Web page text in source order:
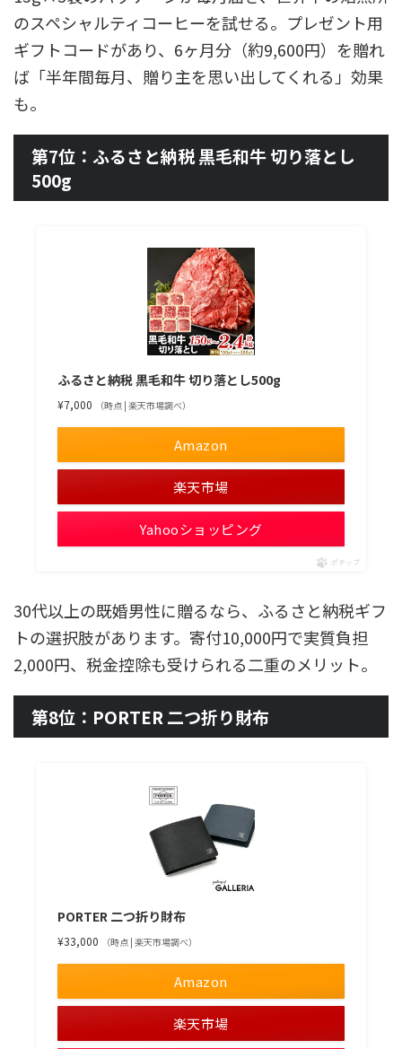
のスペシャルティコーヒーを試せる。プレゼント用
ギフトコードがあり、6ヶ月分（約9,600円）を贈れ
ば「半年間毎月、贈り主を思い出してくれる」効果
も。
第7位：ふるさと納税 黒毛和牛 切り落とし
500g
ふるさと納税 黒毛和牛 切り落とし500g
¥7,000 （時点 | 楽天市場調べ）
Amazon
楽天市場
Yahooショッピング
ポチップ
30代以上の既婚男性に贈るなら、ふるさと納税ギフ
トの選択肢があります。寄付10,000円で実質負担
2,000円、税金控除も受けられる二重のメリット。
第8位：PORTER 二つ折り財布
PORTER 二つ折り財布
¥33,000 （時点 | 楽天市場調べ）
Amazon
楽天市場